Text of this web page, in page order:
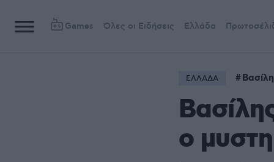
Games Όλες οι Ειδήσεις Ελλάδα
ΕΛΛΑΔΑ
ο